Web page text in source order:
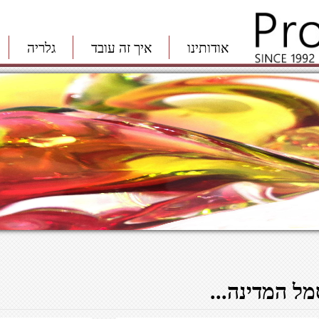
המדינה...
אודותינו איך זה עובד גלריה